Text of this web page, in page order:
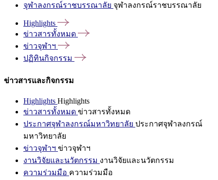
จุฬาลงกรณ์ราชบรรณาลัย จุฬาลงกรณ์ราชบรรณาลัย
Highlights
ข่าวสารทั้งหมด
ข่าวจุฬาฯ
ปฏิทินกิจกรรม
ข่าวสารและกิจกรรม
Highlights Highlights
ข่าวสารทั้งหมด ข่าวสารทั้งหมด
ประกาศจุฬาลงกรณ์มหาวิทยาลัย ประกาศจุฬาลงกรณ์
มหาวิทยาลัย
ข่าวจุฬาฯ ข่าวจุฬาฯ
งานวิจัยและนวัตกรรม งานวิจัยและนวัตกรรม
ความร่วมมือ ความร่วมมือ